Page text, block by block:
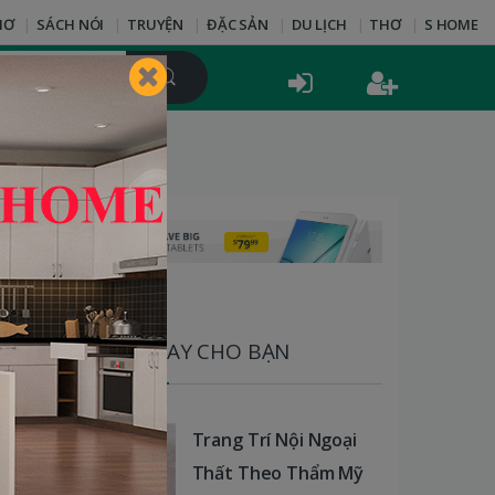
SÁCH NÓI TRUYỆN ĐẶC SẢN DU LỊCH THƠ S HOME
SÁCH HAY CHO BẠN
Trang Trí Nội Ngoại
Thất Theo Thẩm Mỹ